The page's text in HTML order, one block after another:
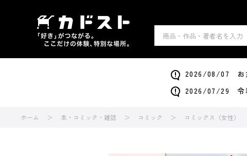
2026/08/07 お
2026/07/29 令
ホーム 本・コミック・雑誌 コミック コミックス（女性）